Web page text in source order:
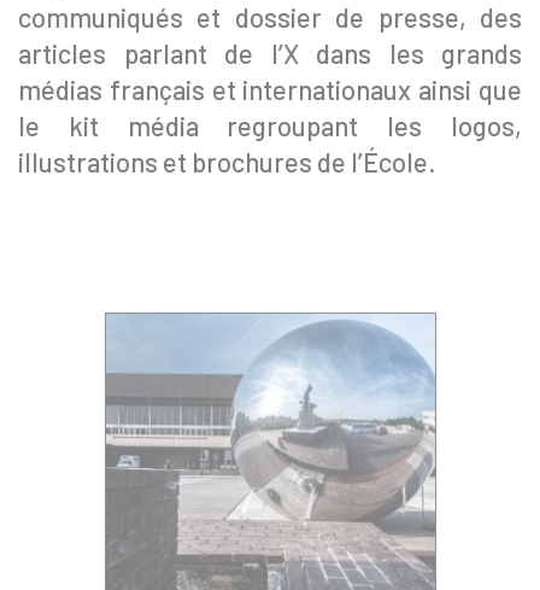
communiqués et dossier de presse, des
articles parlant de l’X dans les grands
médias français et internationaux ainsi que
le kit média regroupant les logos,
illustrations et brochures de l’École.